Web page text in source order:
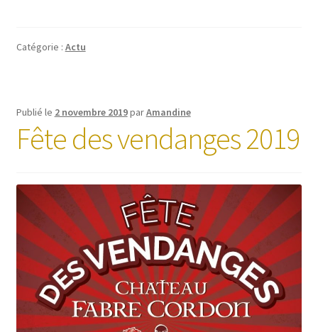
Catégorie : Actu
Publié le 2 novembre 2019parAmandine
Fête des vendanges 2019